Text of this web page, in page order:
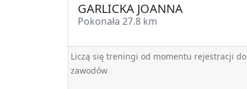
GARLICKA JOANNA
Pokonała 27.8 km
Liczą się treningi od momentu rejestracji do
zawodów